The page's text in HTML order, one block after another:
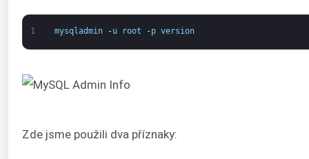
1 mysqladmin -u root -p version
Zde jsme použili dva příznaky: